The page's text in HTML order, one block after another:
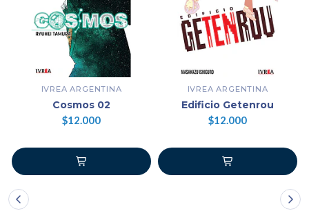
IVREA ARGENTINA
Cosmos 02
$12.000
IVREA ARGENTINA
Edificio Getenrou
$12.000